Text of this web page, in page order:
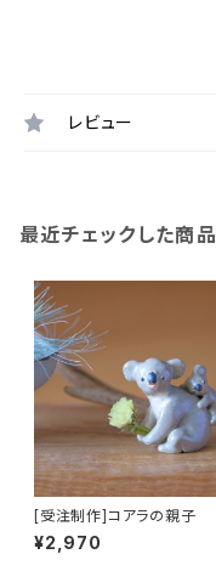
レビュー
最近チェックした商品
[受注制作]コアラの親子
¥2,970